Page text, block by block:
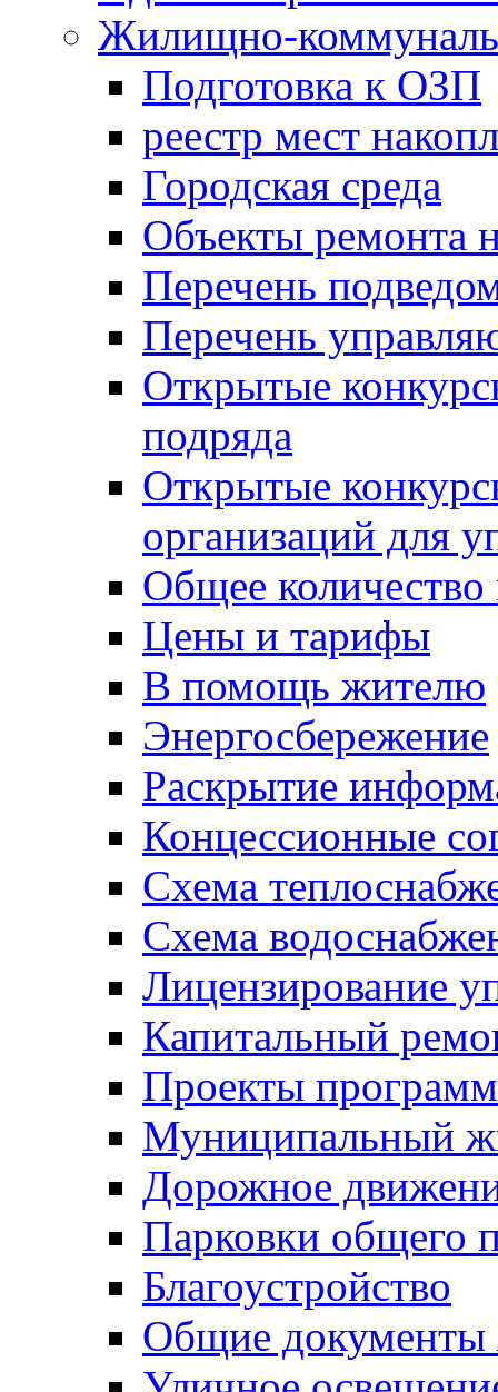
Жилищно-
Подготовка к ОЗП
реестр мест
Городская среда
Объекты ремонта
Перечень
Перечень
Открытые
подряда
Открытые
организаций для
Общее
Цены и тарифы
В помощь жителю
Энергосбережение
Раскрытие
Концессионные
Схема
Схема
Лицензирование
Капитальный
Проекты программ
Муниципальный
Дорожное
Парковки общего
Благоустройство
Общие